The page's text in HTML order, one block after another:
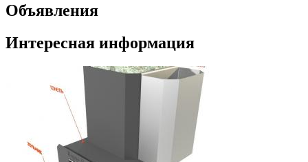
Объявления
Интересная информация